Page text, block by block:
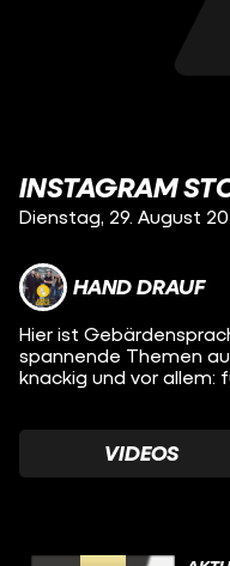
INSTAGRAM
Dienstag, 29. August
HAND DRAUF
Hier ist
spannende Themen
knackig und vor allem:
VIDEOS